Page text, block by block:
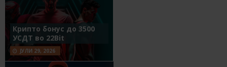
Крипто бонус до 3500
УСДТ во 22Bit
ЈУЛИ 29, 2026